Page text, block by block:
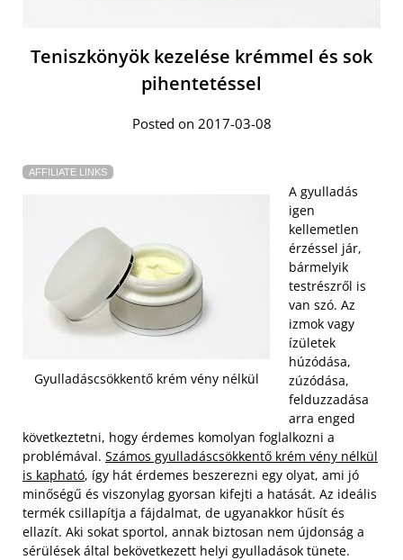
Teniszkönyök kezelése krémmel és sok
pihentetéssel
Posted on 2017-03-08
AFFILIATE LINKS
Gyulladáscsökkentő krém vény nélkül
A gyulladás
igen
kellemetlen
érzéssel jár,
bármelyik
testrészről is
van szó. Az
izmok vagy
ízületek
húzódása,
zúzódása,
felduzzadása
arra enged
következtetni, hogy érdemes komolyan foglalkozni a
problémával. Számos gyulladáscsökkentő krém vény nélkül
is kapható, így hát érdemes beszerezni egy olyat, ami jó
minőségű és viszonylag gyorsan kifejti a hatását. Az ideális
termék csillapítja a fájdalmat, de ugyanakkor hűsít és
ellazít. Aki sokat sportol, annak biztosan nem újdonság a
sérülések által bekövetkezett helyi gyulladások tünete.